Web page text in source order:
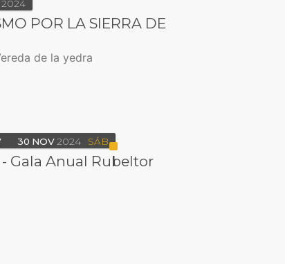
2024
POR LA SIERRA DE
de la yedra
30 NOV 2024 SÁB
Gala Anual Rubeltor